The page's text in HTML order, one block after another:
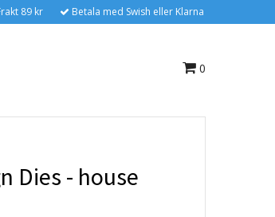
89 kr Betala med Swish eller Klarna
0
Dies - house